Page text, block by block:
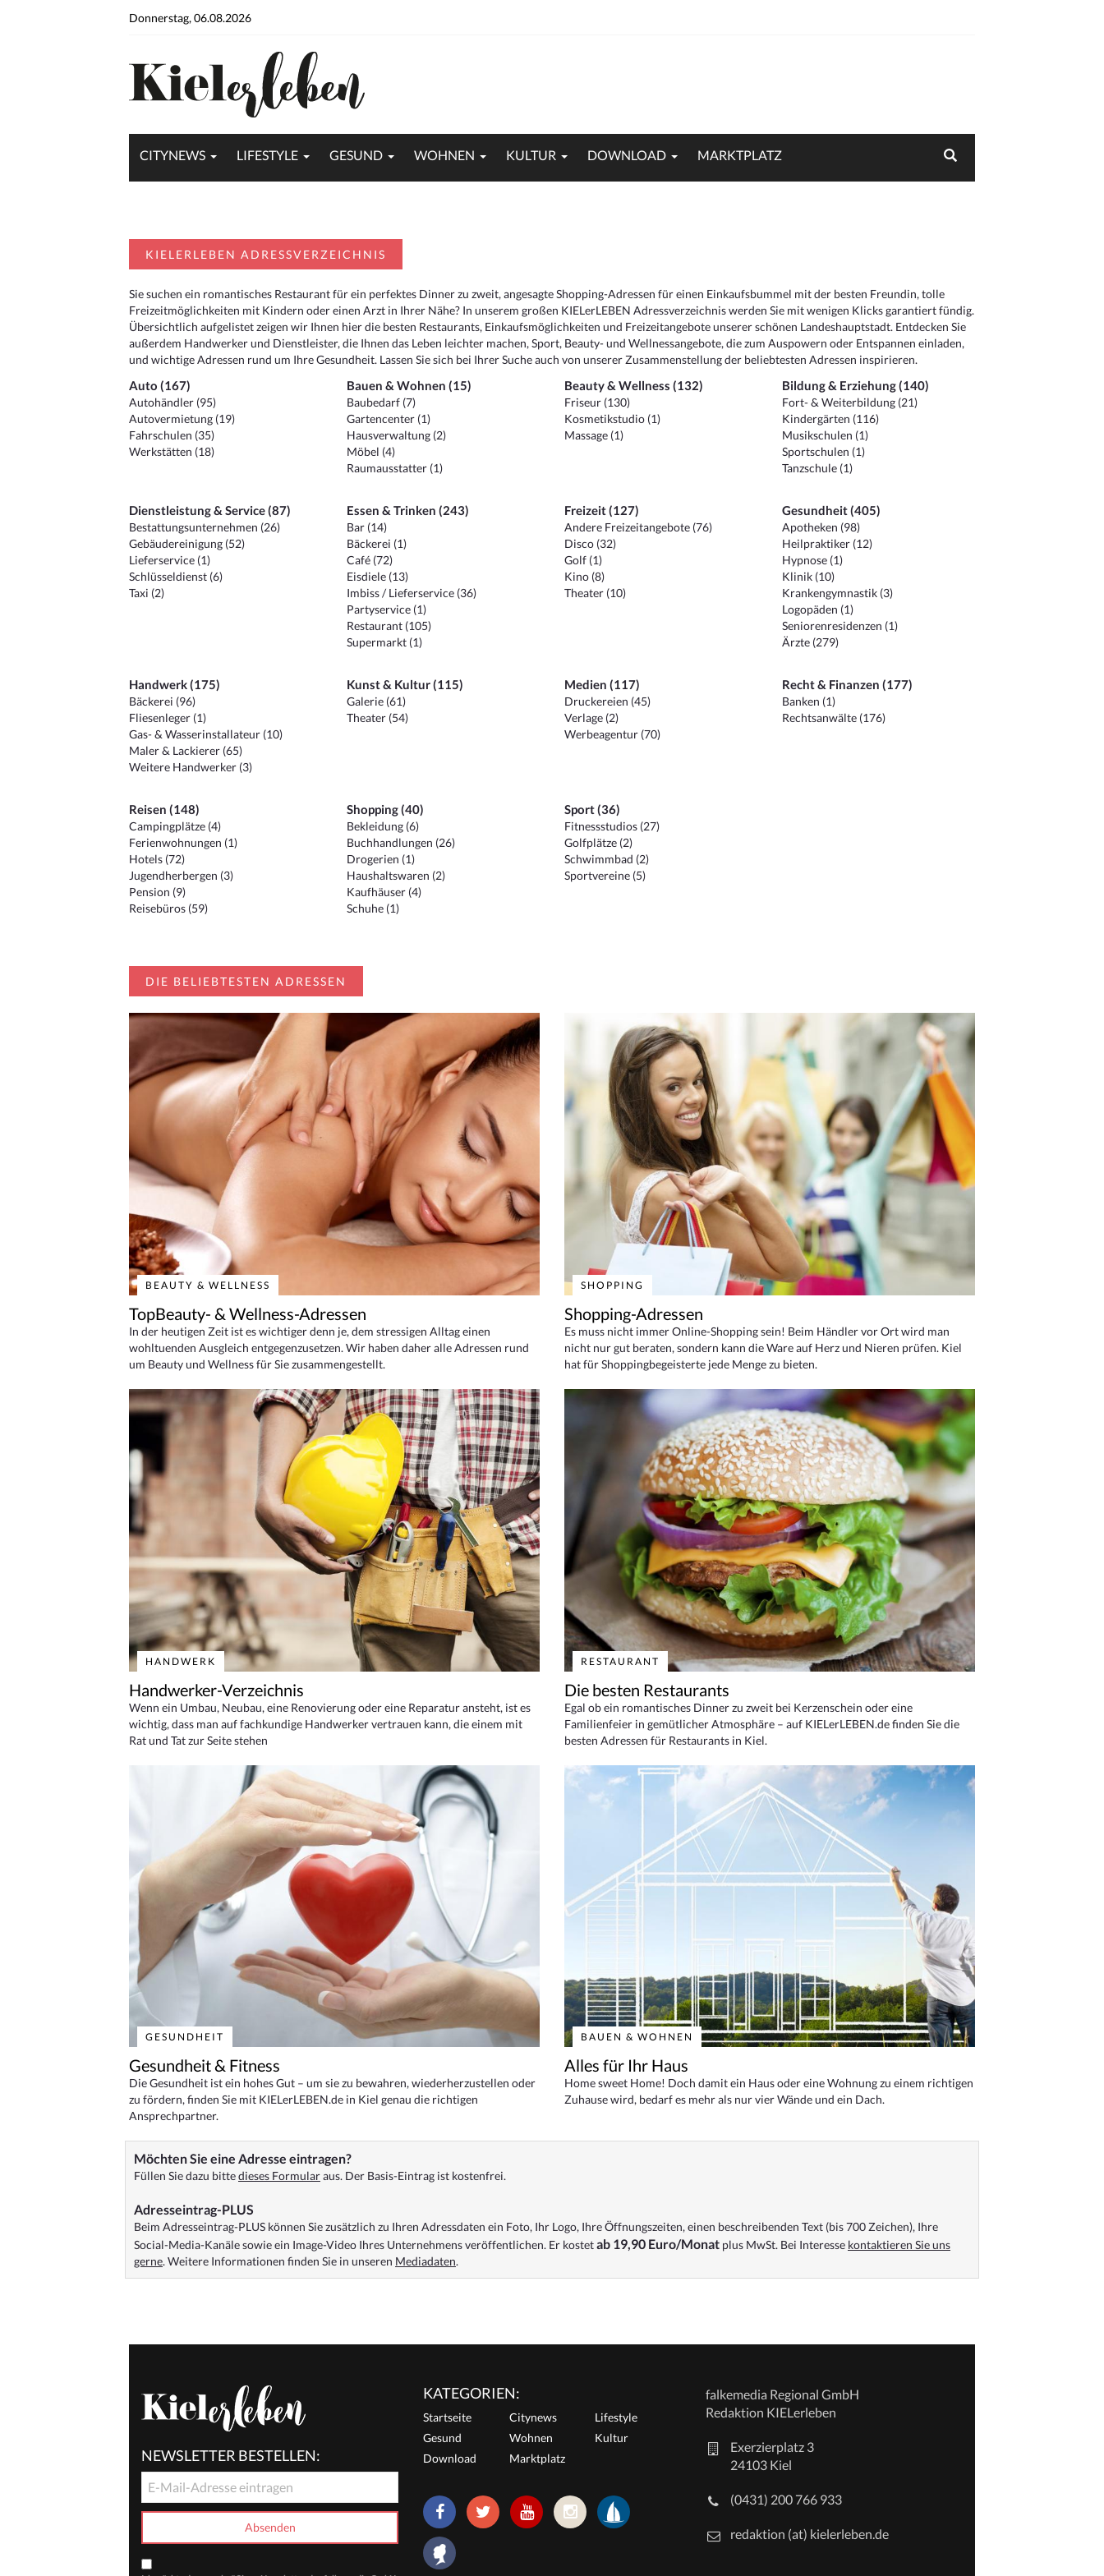
Donnerstag, 06.08.2026
CITYNEWS LIFESTYLE GESUND WOHNEN KULTUR DOWNLOAD MARKTPLATZ
KIELERLEBEN ADRESSVERZEICHNIS
Sie suchen ein romantisches Restaurant für ein perfektes Dinner zu zweit, angesagte Shopping-Adressen für einen Einkaufsbummel mit der besten Freundin, tolle
Freizeitmöglichkeiten mit Kindern oder einen Arzt in Ihrer Nähe? In unserem großen KIELerLEBEN Adressverzeichnis werden Sie mit wenigen Klicks garantiert fündig.
Übersichtlich aufgelistet zeigen wir Ihnen hier die besten Restaurants, Einkaufsmöglichkeiten und Freizeitangebote unserer schönen Landeshauptstadt. Entdecken Sie
außerdem Handwerker und Dienstleister, die Ihnen das Leben leichter machen, Sport, Beauty- und Wellnessangebote, die zum Auspowern oder Entspannen einladen,
und wichtige Adressen rund um Ihre Gesundheit. Lassen Sie sich bei Ihrer Suche auch von unserer Zusammenstellung der beliebtesten Adressen inspirieren.
Auto (167)
Autohändler (95)
Autovermietung (19)
Fahrschulen (35)
Werkstätten (18)
Bauen & Wohnen (15)
Baubedarf (7)
Gartencenter (1)
Hausverwaltung (2)
Möbel (4)
Raumausstatter (1)
Beauty & Wellness (132)
Friseur (130)
Kosmetikstudio (1)
Massage (1)
Bildung & Erziehung (140)
Fort- & Weiterbildung (21)
Kindergärten (116)
Musikschulen (1)
Sportschulen (1)
Tanzschule (1)
Dienstleistung & Service (87)
Bestattungsunternehmen (26)
Gebäudereinigung (52)
Lieferservice (1)
Schlüsseldienst (6)
Taxi (2)
Essen & Trinken (243)
Bar (14)
Bäckerei (1)
Café (72)
Eisdiele (13)
Imbiss / Lieferservice (36)
Partyservice (1)
Restaurant (105)
Supermarkt (1)
Freizeit (127)
Andere Freizeitangebote (76)
Disco (32)
Golf (1)
Kino (8)
Theater (10)
Gesundheit (405)
Apotheken (98)
Heilpraktiker (12)
Hypnose (1)
Klinik (10)
Krankengymnastik (3)
Logopäden (1)
Seniorenresidenzen (1)
Ärzte (279)
Handwerk (175)
Bäckerei (96)
Fliesenleger (1)
Gas- & Wasserinstallateur (10)
Maler & Lackierer (65)
Weitere Handwerker (3)
Kunst & Kultur (115)
Galerie (61)
Theater (54)
Medien (117)
Druckereien (45)
Verlage (2)
Werbeagentur (70)
Recht & Finanzen (177)
Banken (1)
Rechtsanwälte (176)
Reisen (148)
Campingplätze (4)
Ferienwohnungen (1)
Hotels (72)
Jugendherbergen (3)
Pension (9)
Reisebüros (59)
Shopping (40)
Bekleidung (6)
Buchhandlungen (26)
Drogerien (1)
Haushaltswaren (2)
Kaufhäuser (4)
Schuhe (1)
Sport (36)
Fitnessstudios (27)
Golfplätze (2)
Schwimmbad (2)
Sportvereine (5)
DIE BELIEBTESTEN ADRESSEN
BEAUTY & WELLNESS
TopBeauty- & Wellness-Adressen
In der heutigen Zeit ist es wichtiger denn je, dem stressigen Alltag einen
wohltuenden Ausgleich entgegenzusetzen. Wir haben daher alle Adressen rund
um Beauty und Wellness für Sie zusammengestellt.
SHOPPING
Shopping-Adressen
Es muss nicht immer Online-Shopping sein! Beim Händler vor Ort wird man
nicht nur gut beraten, sondern kann die Ware auf Herz und Nieren prüfen. Kiel
hat für Shoppingbegeisterte jede Menge zu bieten.
HANDWERK
Handwerker-Verzeichnis
Wenn ein Umbau, Neubau, eine Renovierung oder eine Reparatur ansteht, ist es
wichtig, dass man auf fachkundige Handwerker vertrauen kann, die einem mit
Rat und Tat zur Seite stehen
RESTAURANT
Die besten Restaurants
Egal ob ein romantisches Dinner zu zweit bei Kerzenschein oder eine
Familienfeier in gemütlicher Atmosphäre – auf KIELerLEBEN.de finden Sie die
besten Adressen für Restaurants in Kiel.
GESUNDHEIT
Gesundheit & Fitness
Die Gesundheit ist ein hohes Gut – um sie zu bewahren, wiederherzustellen oder
zu fördern, finden Sie mit KIELerLEBEN.de in Kiel genau die richtigen
Ansprechpartner.
BAUEN & WOHNEN
Alles für Ihr Haus
Home sweet Home! Doch damit ein Haus oder eine Wohnung zu einem richtigen
Zuhause wird, bedarf es mehr als nur vier Wände und ein Dach.
Möchten Sie eine Adresse eintragen?
Füllen Sie dazu bittedieses Formularaus. Der Basis-Eintrag ist kostenfrei.
Adresseintrag-PLUS
Beim Adresseintrag-PLUS können Sie zusätzlich zu Ihren Adressdaten ein Foto, Ihr Logo, Ihre Öffnungszeiten, einen beschreibenden Text (bis 700 Zeichen), Ihre
Social-Media-Kanäle sowie ein Image-Video Ihres Unternehmens veröffentlichen. Er kostetab 19,90 Euro/Monat plus MwSt. Bei Interesse kontaktieren Sie uns
gerne. Weitere Informationen finden Sie in unseren Mediadaten.
NEWSLETTER BESTELLEN:
KATEGORIEN:
Startseite Citynews
Lifestyle
Gesund
Wohnen
Kultur
Download
Marktplatz
falkemedia Regional GmbH
Redaktion KIELerleben
Exerzierplatz 3
24103 Kiel
(0431) 200 766 933
redaktion (at) kielerleben.de